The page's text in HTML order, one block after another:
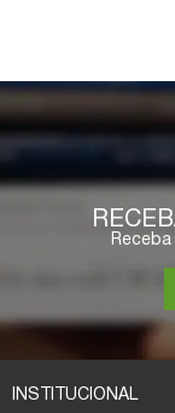
INSTITUCIONAL